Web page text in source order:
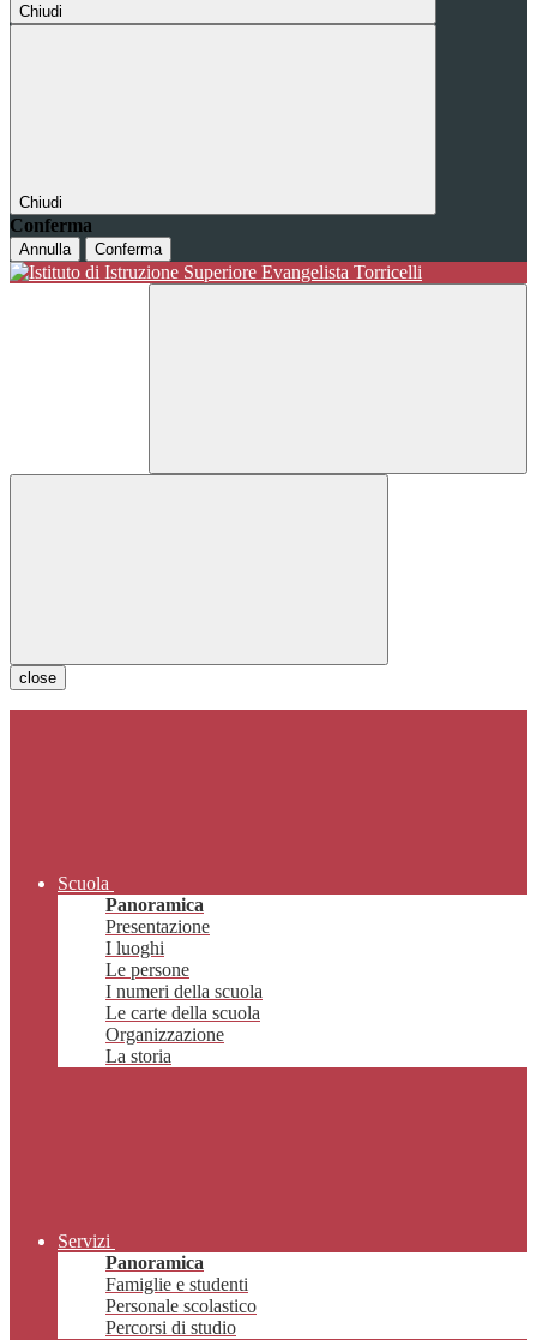
Chiudi
Chiudi
Conferma
Annulla Conferma
close
Scuola
Panoramica
Presentazione
I luoghi
Le persone
I numeri della scuola
Le carte della scuola
Organizzazione
La storia
Servizi
Panoramica
Famiglie e studenti
Personale scolastico
Percorsi di studio